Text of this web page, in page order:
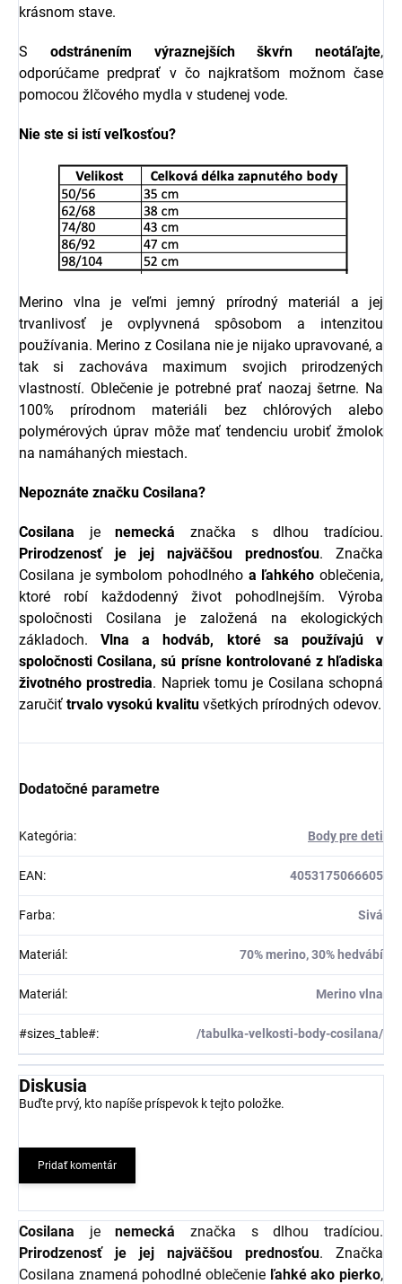
krásnom stave.
S odstránením výraznejších škvŕn neotáľajte,
odporúčame predprať v čo najkratšom možnom čase
pomocou žlčového mydla v studenej vode.
Nie ste si istí veľkosťou?
Merino vlna je veľmi jemný prírodný materiál a jej
trvanlivosť je ovplyvnená spôsobom a intenzitou
používania. Merino z Cosilana nie je nijako upravované, a
tak si zachováva maximum svojich prirodzených
vlastností. Oblečenie je potrebné prať naozaj šetrne. Na
100% prírodnom materiáli bez chlórových alebo
polymérových úprav môže mať tendenciu urobiť žmolok
na namáhaných miestach.
Nepoznáte značku Cosilana?
Cosilana jenemecká značka s dlhou tradíciou.
Prirodzenosť je jej najväčšou prednosťou. Značka
Cosilana je symbolom pohodlného a ľahkého oblečenia,
ktoré robí každodenný život pohodlnejším. Výroba
spoločnosti Cosilana je založená na ekologických
základoch.Vlna a hodváb, ktoré sa používajú v
spoločnosti Cosilana, sú prísne kontrolované z hľadiska
životného prostredia. Napriek tomu je Cosilana schopná
zaručiť trvalo vysokú kvalitu všetkých prírodných odevov.
Dodatočné parametre
Kategória: Body pre deti
EAN: 4053175066605
Farba: Sivá
Materiál : 70% merino, 30% hedvábí
Materiál : Merino vlna
#sizes_table#: /tabulka-velkosti-body-cosilana/
Diskusia
Buďte prvý, kto napíše príspevok k tejto položke.
Pridať komentár
Cosilana jenemecká značka s dlhou tradíciou.
Prirodzenosť je jej najväčšou prednosťou. Značka
Cosilana znamená pohodlné oblečenie ľahké ako pierko,